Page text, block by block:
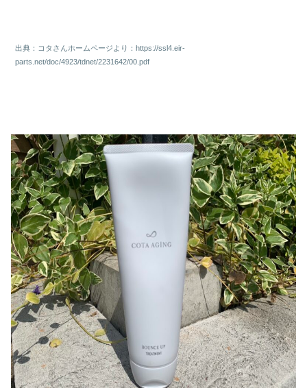
出典：コタさんホームページより：https://ssl4.eir-
parts.net/doc/4923/tdnet/2231642/00.pdf